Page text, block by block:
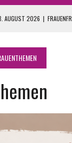
AUGUST 2026 |
KREISELPUMPEN
|